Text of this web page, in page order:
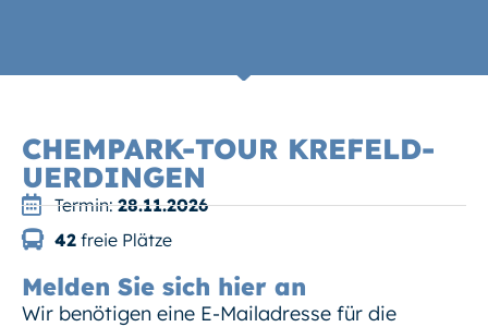
CHEMPARK-TOUR KREFELD-
UERDINGEN
Termin:28.11.2026
42 freie Plätze
Melden Sie sich hier an
Wir benötigen eine E-Mailadresse für die